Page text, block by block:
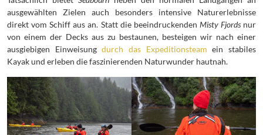
ausgewählten Zielen auch besonders intensive Naturerlebnisse
direkt vom Schiff aus an. Statt die beeindruckenden Misty Fjordsnur
von einem der Decks aus zu bestaunen, besteigen wir nach einer
ausgiebigen Einweisungdurch das Expeditionsteam ein stabiles
Kayak und erleben die faszinierenden Naturwunder hautnah.